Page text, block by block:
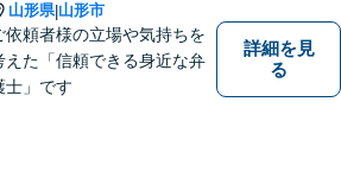
山形県|山形市
依頼者様の立場や気持ちを
えた「信頼できる身近な弁
士」です
詳細を見
る